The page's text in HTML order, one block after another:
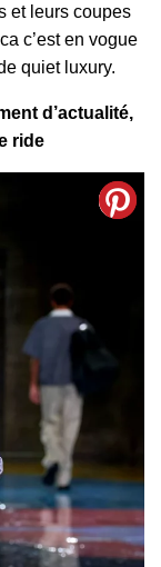
et leurs coupes
c’est en vogue
quiet luxury.
d’actualité,
ride